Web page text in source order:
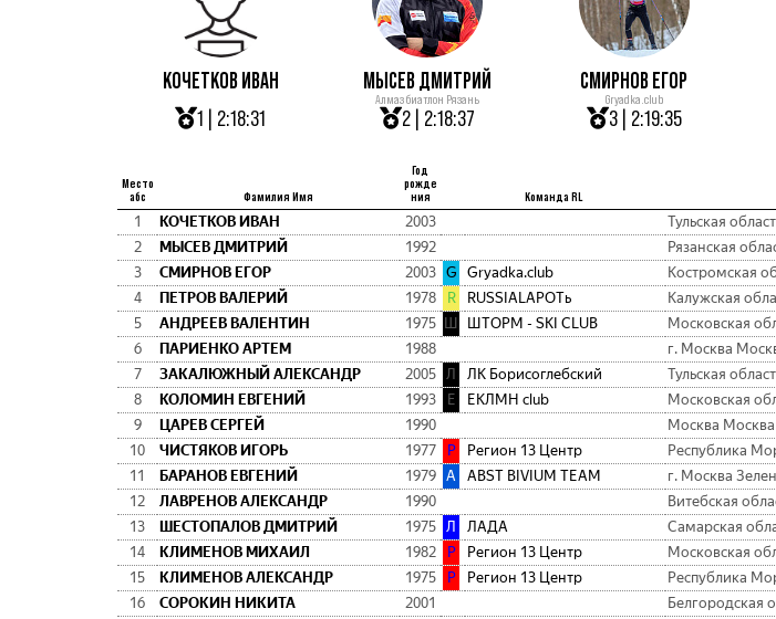
КОЧЕТКОВ ИВАН
1 | 2:18:31
МЫСЕВ ДМИТРИЙ
Алмаз биатлон Рязань
2 | 2:18:37
СМИРНОВ ЕГОР
Gryadka.club
3 | 2:19:35
Место
абс
Фамилия Имя
Год
рожде
ния
Команда RL
1 КОЧЕТКОВ ИВАН 2003 Тульская
2
МЫСЕВ ДМИТРИЙ 1992
3
СМИРНОВ ЕГОР 2003 G Gryadka.club
4
ПЕТРОВ ВАЛЕРИЙ 1978 R RUSSIALAPOTь
5
АНДРЕЕВ ВАЛЕНТИН 1975 Ш ШТОРМ - SKI CLUB
6
ПАРИЕНКО АРТЕМ 1988 г. Москва
7
ЗАКАЛЮЖНЫЙ АЛЕКСАНДР 2005 Л ЛК Борисоглебский
8
КОЛОМИН ЕВГЕНИЙ 1993 Е ЕКЛМН club
9
ЦАРЕВ СЕРГЕЙ 1990 Москва Москва
10
ЧИСТЯКОВ ИГОРЬ 1977 Р Регион 13 Центр
11
БАРАНОВ ЕВГЕНИЙ 1979 A ABST BIVIUM TEAM
12
ЛАВРЕНОВ АЛЕКСАНДР 1990
13
ШЕСТОПАЛОВ ДМИТРИЙ 1975 Л ЛАДА Самарская
14
КЛИМЕНОВ МИХАИЛ 1982 Р Регион 13 Центр
15
КЛИМЕНОВ АЛЕКСАНДР 1975 Р Регион 13 Центр
16
СОРОКИН НИКИТА 2001